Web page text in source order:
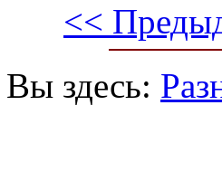
<<
Вы здесь: